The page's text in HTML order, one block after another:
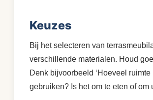
Keuzes
Bij het selecteren van
verschillende materialen. Houd
Denk bijvoorbeeld ‘Hoeveel
gebruiken? Is het om te eten of om